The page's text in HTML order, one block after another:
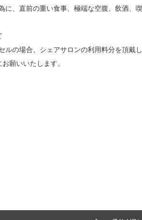
に、直前の重い食事、極端な空腹、飲酒、
ルの場合、シェアサロンの利用料分を頂戴し
願いいたします。